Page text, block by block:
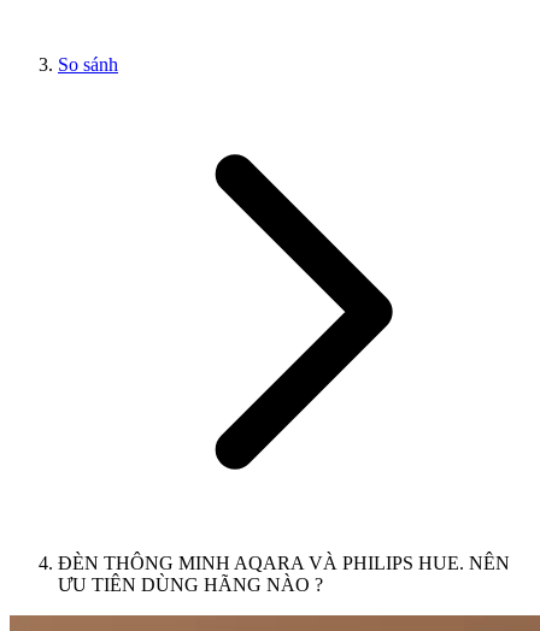
So sánh
ĐÈN THÔNG MINH AQARA VÀ PHILIPS HUE. NÊN
ƯU TIÊN DÙNG HÃNG NÀO ?